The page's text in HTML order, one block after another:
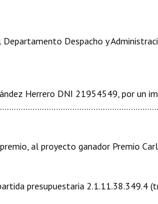
Departamento Despacho y
Herrero DNI 21954549, por un
al proyecto ganador Premio
presupuestaria 2.1.11.38.349.4